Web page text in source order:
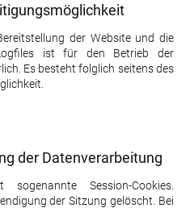
der Website und die
ist für den Betrieb der
Es besteht folglich seitens des
der Datenverarbeitung
Session-Cookies.
der Sitzung gelöscht. Bei